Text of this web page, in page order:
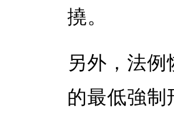
撓。
另外，法
的最低強